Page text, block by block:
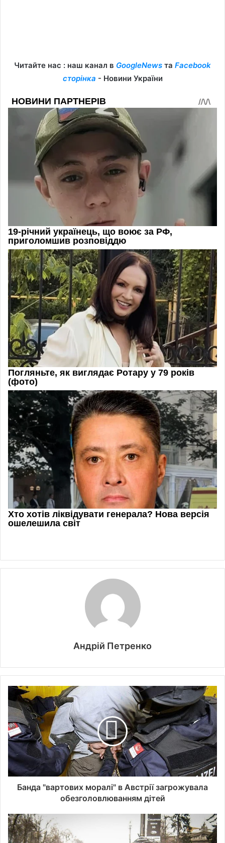
Читайте нас : наш канал в GoogleNews та Facebook
сторінка - Новини України
Андрій Петренко
Банда "вартових моралі" в Австрії загрожувала
обезголовлюванням дітей